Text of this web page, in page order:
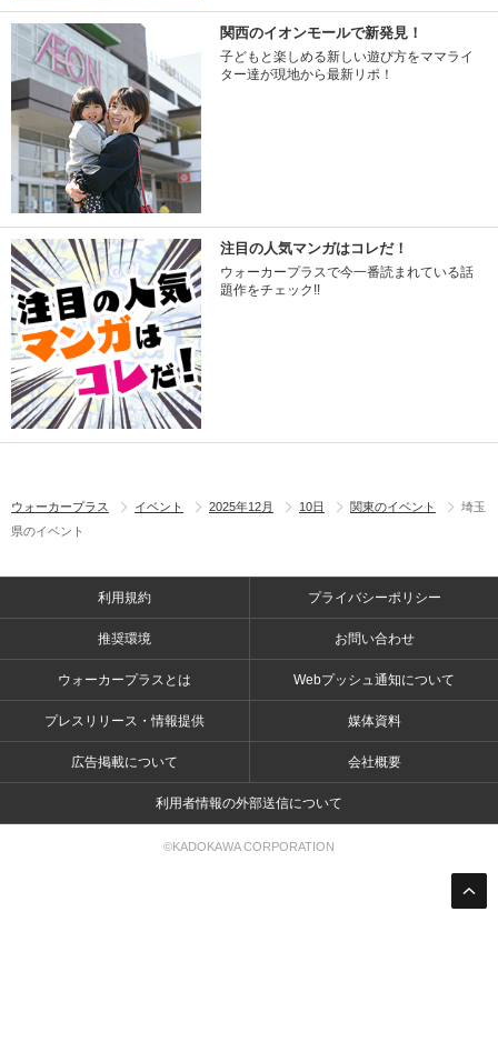
関西のイオンモールで新発見！
子どもと楽しめる新しい遊び方をママライ
ター達が現地から最新リポ！
注目の人気マンガはコレだ！
ウォーカープラスで今一番読まれている話
題作をチェック!!
ウォーカープラス イベント 2025年12月 10日 関東のイベント
埼玉
県のイベント
利用規約 プライバシーポリシー
推奨環境 お問い合わせ
ウォーカープラスとは Webプッシュ通知について
プレスリリース・情報提供 媒体資料
広告掲載について 会社概要
利用者情報の外部送信について
©KADOKAWA CORPORATION